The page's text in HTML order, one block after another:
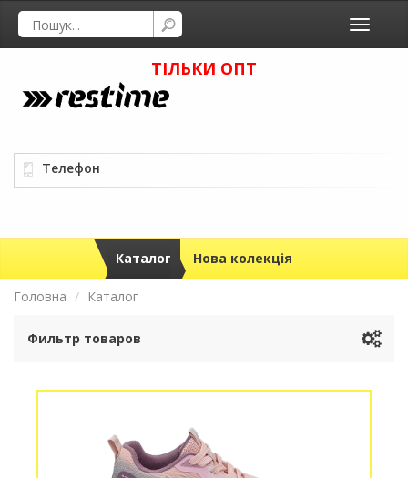
Toggle
ТІЛЬКИ ОПТ
Телефон
Каталог Нова колекція
Головна Каталог
Фильтр товаров